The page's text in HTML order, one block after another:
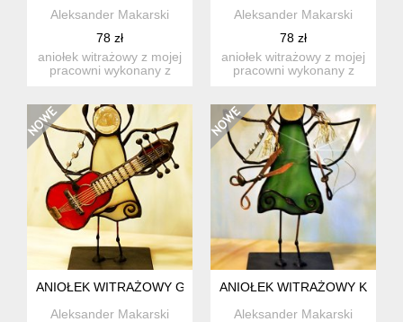
Aleksander Makarski
78 zł
aniołek witrażowy z mojej
pracowni wykonany z
Aleksander Makarski
78 zł
aniołek witrażowy z mojej
pracowni wykonany z
ANIOŁEK WITRAŻOWY GITARZYSTA
Aleksander Makarski
ANIOŁEK WITRAŻOWY
Aleksander Makarski